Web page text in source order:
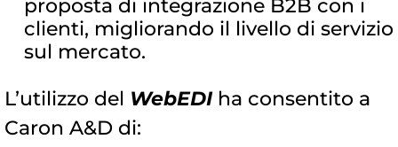
proposta di integrazione B2B con i
clienti, migliorando il livello di servizio
sul mercato.
L’utilizzo del WebEDI ha consentito a
Caron A&D di: